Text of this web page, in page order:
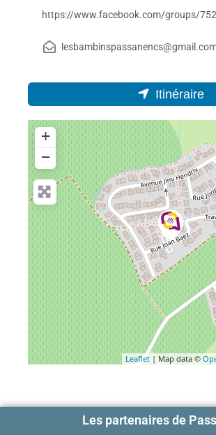
https://www.facebook.com/groups/
Itinéraire
+
−
Leaflet | Map data ©
Les partenaires de